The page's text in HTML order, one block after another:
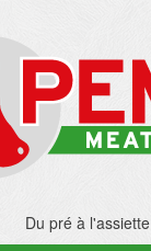
Du pré à l'assiette